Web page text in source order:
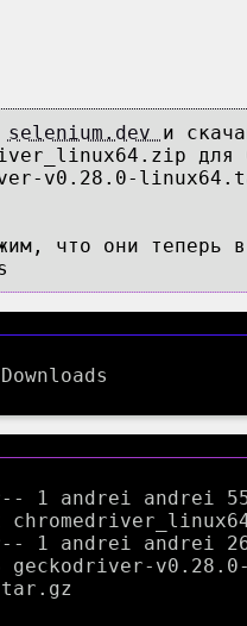
selenium.dev и
для
v0.28.0-
что они теперь
1 andrei andrei
1 andrei andrei
geckodriver-v0.28.0-